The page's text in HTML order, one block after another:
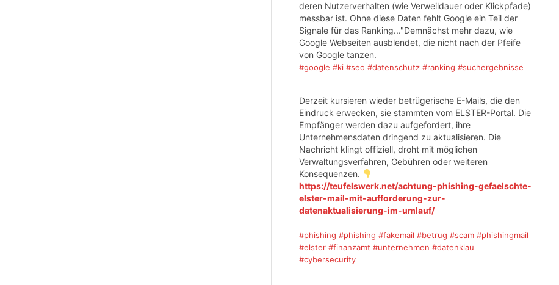
deren Nutzerverhalten (wie Verweildauer oder Klickpfade)
messbar ist. Ohne diese Daten fehlt Google ein Teil der
Signale für das Ranking..."Demnächst mehr dazu, wie
Google Webseiten ausblendet, die nicht nach der Pfeife
von Google tanzen.
#google #ki #seo #datenschutz #ranking #suchergebnisse
Derzeit kursieren wieder betrügerische E-Mails, die den
Eindruck erwecken, sie stammten vom ELSTER-Portal. Die
Empfänger werden dazu aufgefordert, ihre
Unternehmensdaten dringend zu aktualisieren. Die
Nachricht klingt offiziell, droht mit möglichen
Verwaltungsverfahren, Gebühren oder weiteren
Konsequenzen.
https://teufelswerk.net/achtung-phishing-gefaelschte-
elster-mail-mit-aufforderung-zur-
datenaktualisierung-im-umlauf/
#phishing #phishing #fakemail #betrug #scam #phishingmail
#elster #finanzamt #unternehmen #datenklau
#cybersecurity